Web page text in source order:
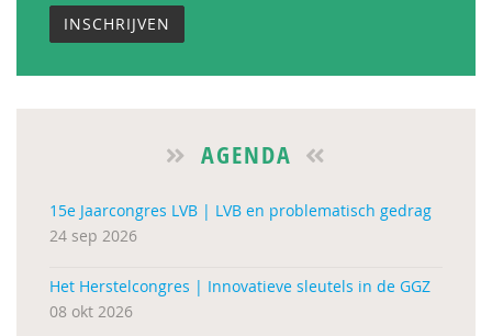
INSCHRIJVEN
AGENDA
15e Jaarcongres LVB | LVB en problematisch gedrag
24 sep 2026
Het Herstelcongres | Innovatieve sleutels in de GGZ
08 okt 2026